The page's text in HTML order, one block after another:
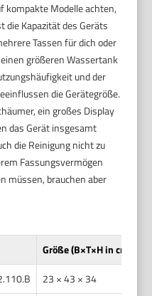
kompakte Modelle achten,
die Kapazität des Geräts
Tassen für dich oder
größeren Wassertank
und der
die Gerätegröße.
ein großes Display
das Gerät insgesamt
die Reinigung nicht zu
Fassungsvermögen
müssen, brauchen aber
Größe (B×T×H in cm)
23 × 43 × 34